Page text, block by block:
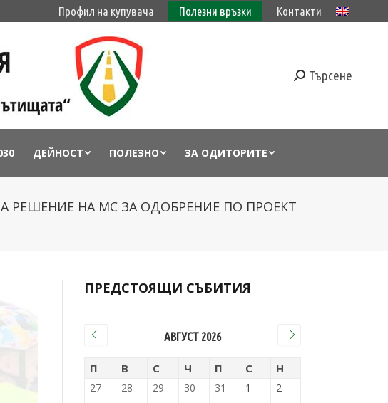
Профил на купувача Полезни връзки Контакти
Търсене
ДЕЙНОСТ ПОЛЕЗНО ЗА ОДИТОРИТЕ
РЕШЕНИЕ НА МС ЗА ОДОБРЕНИЕ ПО ПРОЕКТ
ПРЕДСТОЯЩИ СЪБИТИЯ
АВГУСТ 2026
П В С Ч П С Н
27 28 29 30 31 1 2